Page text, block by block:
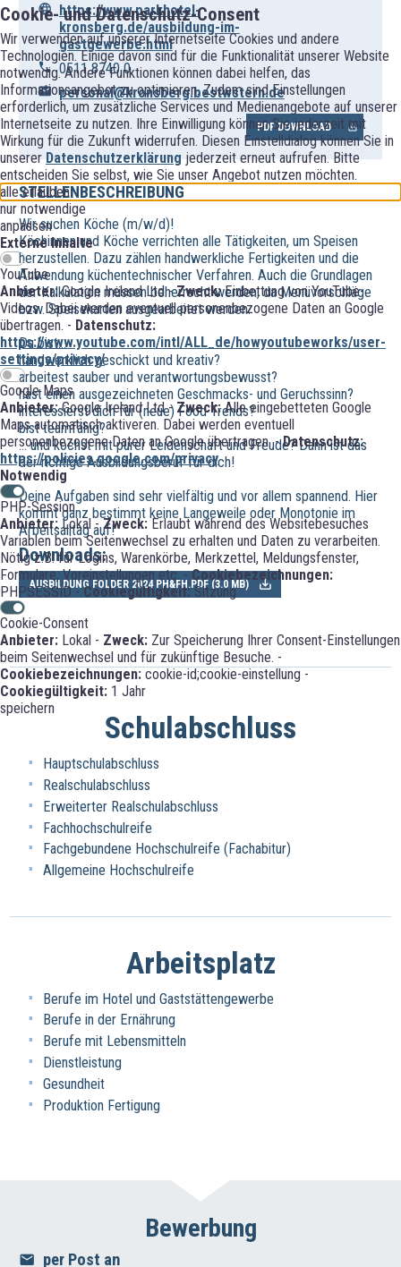
Cookie- und Datenschutz-Consent
Wir verwenden auf unserer Internetseite Cookies und andere
Technologien. Einige davon sind für die Funktionalität unserer Website
notwendig. Andere Funktionen können dabei helfen, das
Informationsangebot zu optimieren. Zudem sind Einstellungen
erforderlich, um zusätzliche Services und Medienangebote auf unserer
Internetseite zu nutzen. Ihre Einwilligung können Sie jederzeit mit
Wirkung für die Zukunft widerrufen. Diesen Einstelldialog können Sie in
unsererDatenschutzerklärungjederzeit erneut aufrufen. Bitte
entscheiden Sie selbst, wie Sie unser Angebot nutzen möchten.
alle erlauben
nur notwendige
anpassen
Externe Inhalte
YouTube
Anbieter:Google Ireland Ltd -Zweck:Einbettung von YouTube-
Videos. Dabei werden eventuell personenbezogene Daten an Google
übertragen. - Datenschutz:
https://www.youtube.com/intl/ALL_de/howyoutubeworks/user-
settings/privacy/
Google Maps
Anbieter:Google Ireland Ltd - Zweck:Alle eingebetteten Google
Maps automatisch aktiveren. Dabei werden eventuell
personenbezogene Daten an Google übertragen. -Datenschutz:
https://policies.google.com/privacy
Notwendig
PHP-Session
Anbieter:Lokal -Zweck: Erlaubt während des Websitebesuches
Variablen beim Seitenwechsel zu erhalten und Daten zu verarbeiten.
Nötig z.B. für Logins, Warenkörbe, Merkzettel, Meldungsfenster,
Formulare, Voreinstellungen etc. -Cookiebezeichnungen:
PHPSESSID -Cookiegültigkeit:Sitzung
Cookie-Consent
Anbieter: Lokal - Zweck: Zur Speicherung Ihrer Consent-Einstellungen
beim Seitenwechsel und für zukünftige Besuche. -
Cookiebezeichnungen: cookie-id;cookie-einstellung -
Cookiegültigkeit: 1 Jahr
speichern
https://www.parkhotel-
kronsberg.de/ausbildung-im-
gastgewerbe.html
0511 8740 0
personal@kronsberg.bestwstern.de
PDF DOWNLOAD
STELLENBESCHREIBUNG
Wir suchen Köche (m/w/d)!
Köchinnen und Köche verrichten alle Tätigkeiten, um Speisen
herzustellen. Dazu zählen handwerkliche Fertigkeiten und die
Anwendung küchentechnischer Verfahren. Auch die Grundlagen
der Kalkulation müssen beherrscht werden, da Menüvorschläge
bzw. Speisekarten ausgearbeitet werden.
Du bist...
handwerklich geschickt und kreativ?
arbeitest sauber und verantwortungsbewusst?
hast einen ausgezeichneten Geschmacks- und Geruchssinn?
interessierst dich für (neue) Food Trends?
bist teamfähig?
... und kochst mit purer Leidenschaft und Freude? Dann ist das
der richtige Ausbildungsberuf für dich!
Deine Aufgaben sind sehr vielfältig und vor allem spannend. Hier
kommt ganz bestimmt keine Langeweile oder Monotonie im
Arbeitsalltag auf!
Downloads:
AUSBILDUNG FOLDER 2024 PH&FH.PDF (3.0 MB)
Schulabschluss
Hauptschulabschluss
Realschulabschluss
Erweiterter Realschulabschluss
Fachhochschulreife
Fachgebundene Hochschulreife (Fachabitur)
Allgemeine Hochschulreife
Arbeitsplatz
Berufe im Hotel und Gaststättengewerbe
Berufe in der Ernährung
Berufe mit Lebensmitteln
Dienstleistung
Gesundheit
Produktion Fertigung
Bewerbung
per Post an